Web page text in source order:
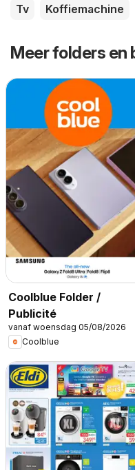
Tv Koffiemachine
Meer folders en
Coolblue Folder /
Publicité
vanaf woensdag 05/08/2026
Coolblue